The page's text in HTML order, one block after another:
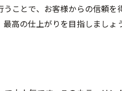
ことで、お客様からの信頼
高の仕上がりを目指しましょ